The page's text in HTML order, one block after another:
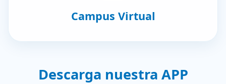
Campus Virtual
Descarga nuestra APP